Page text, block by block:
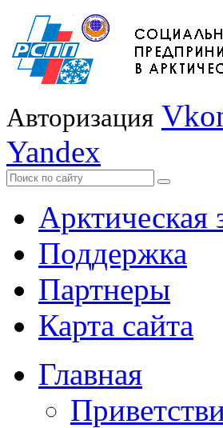
Авторизация
Yandex
Арктическая
Поддержка
Партнеры
Карта сайта
Главная